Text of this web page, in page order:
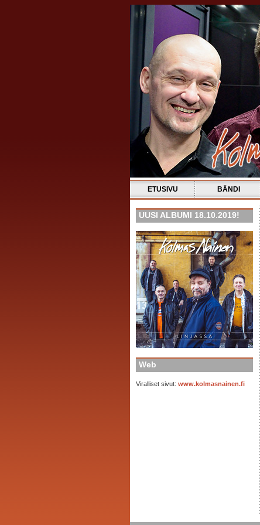
ETUSIVU BÄNDI
UUSI ALBUMI 18.10.2019!
Web
Viralliset sivut: www.kolmasnainen.fi